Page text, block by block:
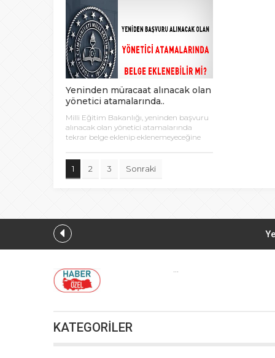
Yeninden müracaat alınacak olan
yönetici atamalarında..
Milli Eğitim Bakanlığı, yeninden başvuru
alınacak olan yönetici atamalarında
tekrar belge eklenip eklenemeyeceğine
1 2 3 Sonraki
KATEGORİLER